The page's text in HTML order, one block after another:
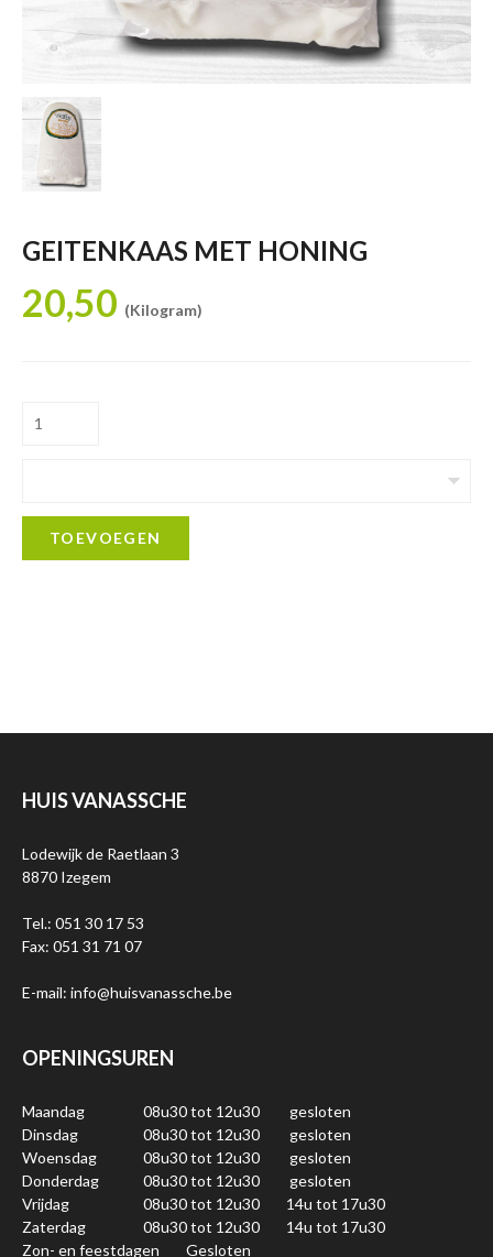
GEITENKAAS MET HONING
20,50 (Kilogram)
TOEVOEGEN
HUIS VANASSCHE
Lodewijk de Raetlaan 3
8870 Izegem
Tel.: 051 30 17 53
Fax: 051 31 71 07
E-mail: info@huisvanassche.be
OPENINGSUREN
Maandag 08u30 tot 12u30
gesloten
Dinsdag
08u30 tot 12u30
gesloten
Woensdag
08u30 tot 12u30
gesloten
Donderdag
08u30 tot 12u30
gesloten
Vrijdag
08u30 tot 12u30
14u tot 17u30
Zaterdag
08u30 tot 12u30
14u tot 17u30
Zon- en feestdagen
Gesloten